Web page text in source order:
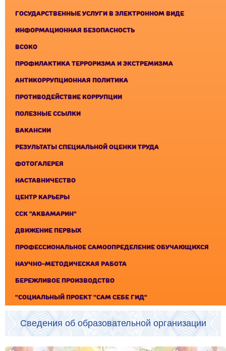
ГОСУДАРСТВЕННЫЕ УСЛУГИ В ЭЛЕКТРОННОМ ВИДЕ
ИНФОРМАЦИОННАЯ БЕЗОПАСНОСТЬ
ВСОКО
ПРОФИЛАКТИКА ТЕРРОРИЗМА И ЭКСТРЕМИЗМА
АНТИКОРРУПЦИОННАЯ ПОЛИТИКА
ПРОТИВОДЕЙСТВИЕ КОРРУПЦИИ
ПОЛЕЗНЫЕ ССЫЛКИ
ВАКАНСИИ
РЕЗУЛЬТАТЫ СПЕЦИАЛЬНОЙ ОЦЕНКИ ТРУДА
ФОТОГАЛЕРЕЯ
НАСТАВНИЧЕСТВО
ЦЕНТР КАРЬЕРЫ
ССК "АКВАМАРИН"
ДВИЖЕНИЕ ПЕРВЫХ
ПРОФЕССИОНАЛЬНОЕ САМООПРЕДЕЛЕНИЕ ОБУЧАЮЩИХСЯ
НАУЧНО-МЕТОДИЧЕСКАЯ РАБОТА
БЕРЕЖЛИВОЕ ПРОИЗВОДСТВО
"CОЦИАЛЬНЫЙ ПРОЕКТ "САМ СЕБЕ ГИД"
Сведения об образовательной организации